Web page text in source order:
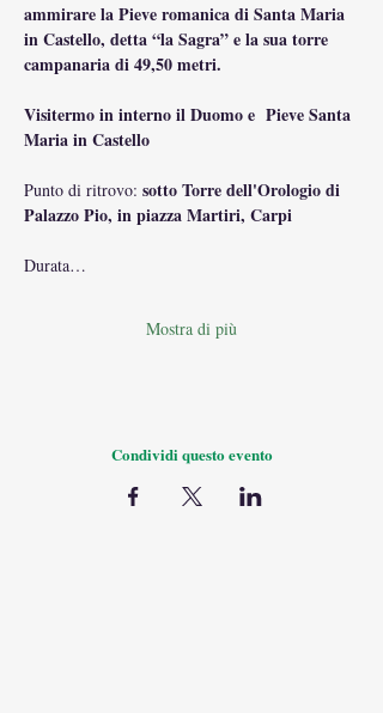
ammirare la Pieve romanica di Santa Maria
in Castello, detta “la Sagra” e la sua torre
campanaria di 49,50 metri.
Visitermo in interno il Duomo e  Pieve Santa
Maria in Castello
Punto di ritrovo: sotto Torre dell'Orologio di
Palazzo Pio, in piazza Martiri, Carpi
Durata…
Mostra di più
Condividi questo evento